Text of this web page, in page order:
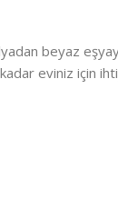
beyaz
eviniz için